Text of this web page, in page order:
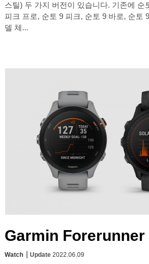
스틸) 두 가지 버전이 있습니다. 기존에 순
피크 프로, 순토 9 피크, 순토 9 바로, 순토
델 체...
Garmin Forerunner
Watch Update 2022.06.09